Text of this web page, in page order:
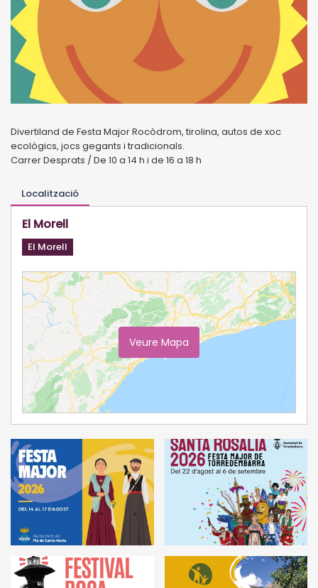
Divertiland de Festa Major Rocòdrom, tirolina, autos de xoc
ecològics, jocs gegants i tradicionals.
Carrer Desprats / De 10 a 14 h i de 16 a 18 h
Localització
El Morell
El Morell
Veure Mapa